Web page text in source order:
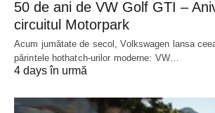
50 de ani de VW Golf GTI –
circuitul Motorpark
Acum jumătate de secol, Volkswagen lansa
părintele hothatch-urilor moderne: VW…
4 days în urmă